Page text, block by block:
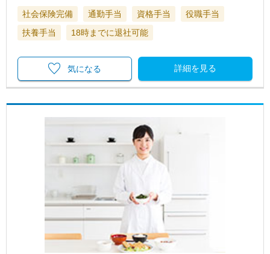
社会保険完備 通勤手当 資格手当
役職手当
扶養手当
18時までに退社可能
詳細を見る
気になる